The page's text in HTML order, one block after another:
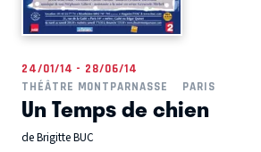
24/01/14 - 28/06/14
THÉÂTRE MONTPARNASSE
PARIS
Un Temps de chien
de Brigitte BUC